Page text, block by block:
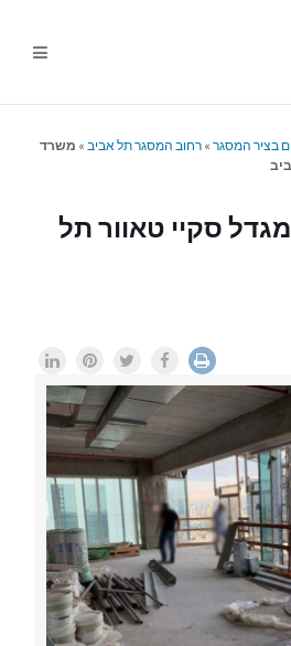
בציר המסגר » רחוב המסגר תל אביב » משרד
סקיי טאוור תל